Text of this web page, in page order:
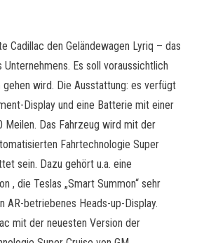
Cadillac den Geländewagen Lyriq – das
Es soll voraussichtlich
wird. Die Ausstattung: es verfügt
Display und eine Batterie mit einer
Meilen. Das Fahrzeug wird mit der
Fahrtechnologie Super
sein. Dazu gehört u.a. eine
, die Teslas „Smart Summon“ sehr
AR-betriebenes Heads-up-Display.
mit der neuesten Version der